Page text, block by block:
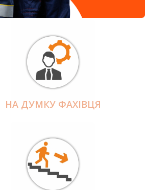
НА ДУМКУ ФАХІВЦЯ